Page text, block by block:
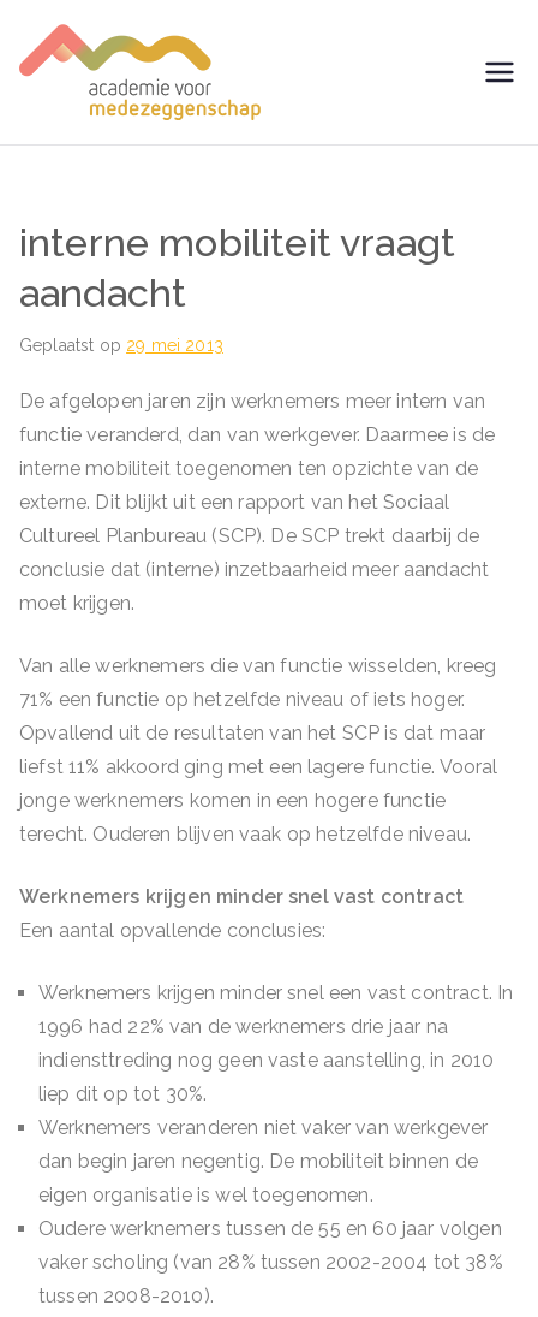
naar
de
voor
interne mobiliteit vraagt
aandacht
Geplaatst op 29 mei 2013
De afgelopen jaren zijn werknemers meer intern van
functie veranderd, dan van werkgever. Daarmee is de
interne mobiliteit toegenomen ten opzichte van de
externe. Dit blijkt uit een rapport van het Sociaal
Cultureel Planbureau (SCP). De SCP trekt daarbij de
conclusie dat (interne) inzetbaarheid meer aandacht
moet krijgen.
Van alle werknemers die van functie wisselden, kreeg
71% een functie op hetzelfde niveau of iets hoger.
Opvallend uit de resultaten van het SCP is dat maar
liefst 11% akkoord ging met een lagere functie. Vooral
jonge werknemers komen in een hogere functie
terecht. Ouderen blijven vaak op hetzelfde niveau.
Werknemers krijgen minder snel vast contract
Een aantal opvallende conclusies:
Werknemers krijgen minder snel een vast contract. In
1996 had 22% van de werknemers drie jaar na
indiensttreding nog geen vaste aanstelling, in 2010
liep dit op tot 30%.
Werknemers veranderen niet vaker van werkgever
dan begin jaren negentig. De mobiliteit binnen de
eigen organisatie is wel toegenomen.
Oudere werknemers tussen de 55 en 60 jaar volgen
vaker scholing (van 28% tussen 2002-2004 tot 38%
tussen 2008-2010).